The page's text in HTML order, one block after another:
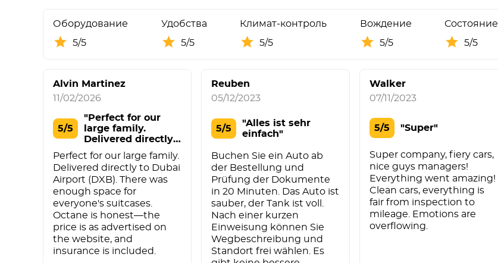
Оборудование
5/5
Удобства
5/5
Климат-контроль
5/5
Вождение
5/5
Состояние
5/5
Alvin Martinez
11/02/2026
5/5
"Perfect for our
large family.
Delivered directly
t"
Perfect for our large family.
Delivered directly to Dubai
Airport (DXB). There was
enough space for
everyone's suitcases.
Octane is honest—the
price is as advertised on
the website, and
insurance is included.
Reuben
05/12/2023
5/5
"Alles ist sehr
einfach"
Buchen Sie ein Auto ab
der Bestellung und
Prüfung der Dokumente
in 20 Minuten. Das Auto ist
sauber, der Tank ist voll.
Nach einer kurzen
Einweisung können Sie
Wegbeschreibung und
Standort frei wählen. Es
Walker
07/11/2023
5/5 "Super"
Super company, fiery cars,
nice guys managers!
Everything went amazing!
Clean cars, everything is
fair from inspection to
mileage. Emotions are
overflowing.